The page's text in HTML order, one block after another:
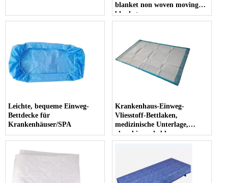
blanket non woven moving
blanket
Leichte, bequeme Einweg-
Bettdecke für
Krankenhäuser/SPA
Krankenhaus-Einweg-
Vliesstoff-Bettlaken,
medizinische Unterlage,
absorbierende blaue
Bettunterlage für Erwachsene